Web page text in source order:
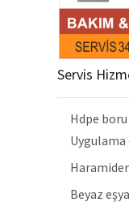
Servis
Hdpe
Beyaz